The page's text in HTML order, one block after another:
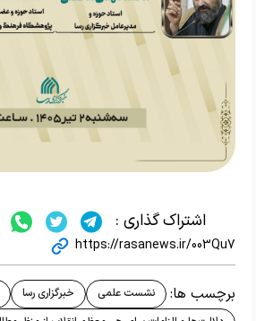
اشتراک گذاری :
https://rasanews.ir/003Qu7
برچسب ها: نشست علمی خبرگزاری رسا